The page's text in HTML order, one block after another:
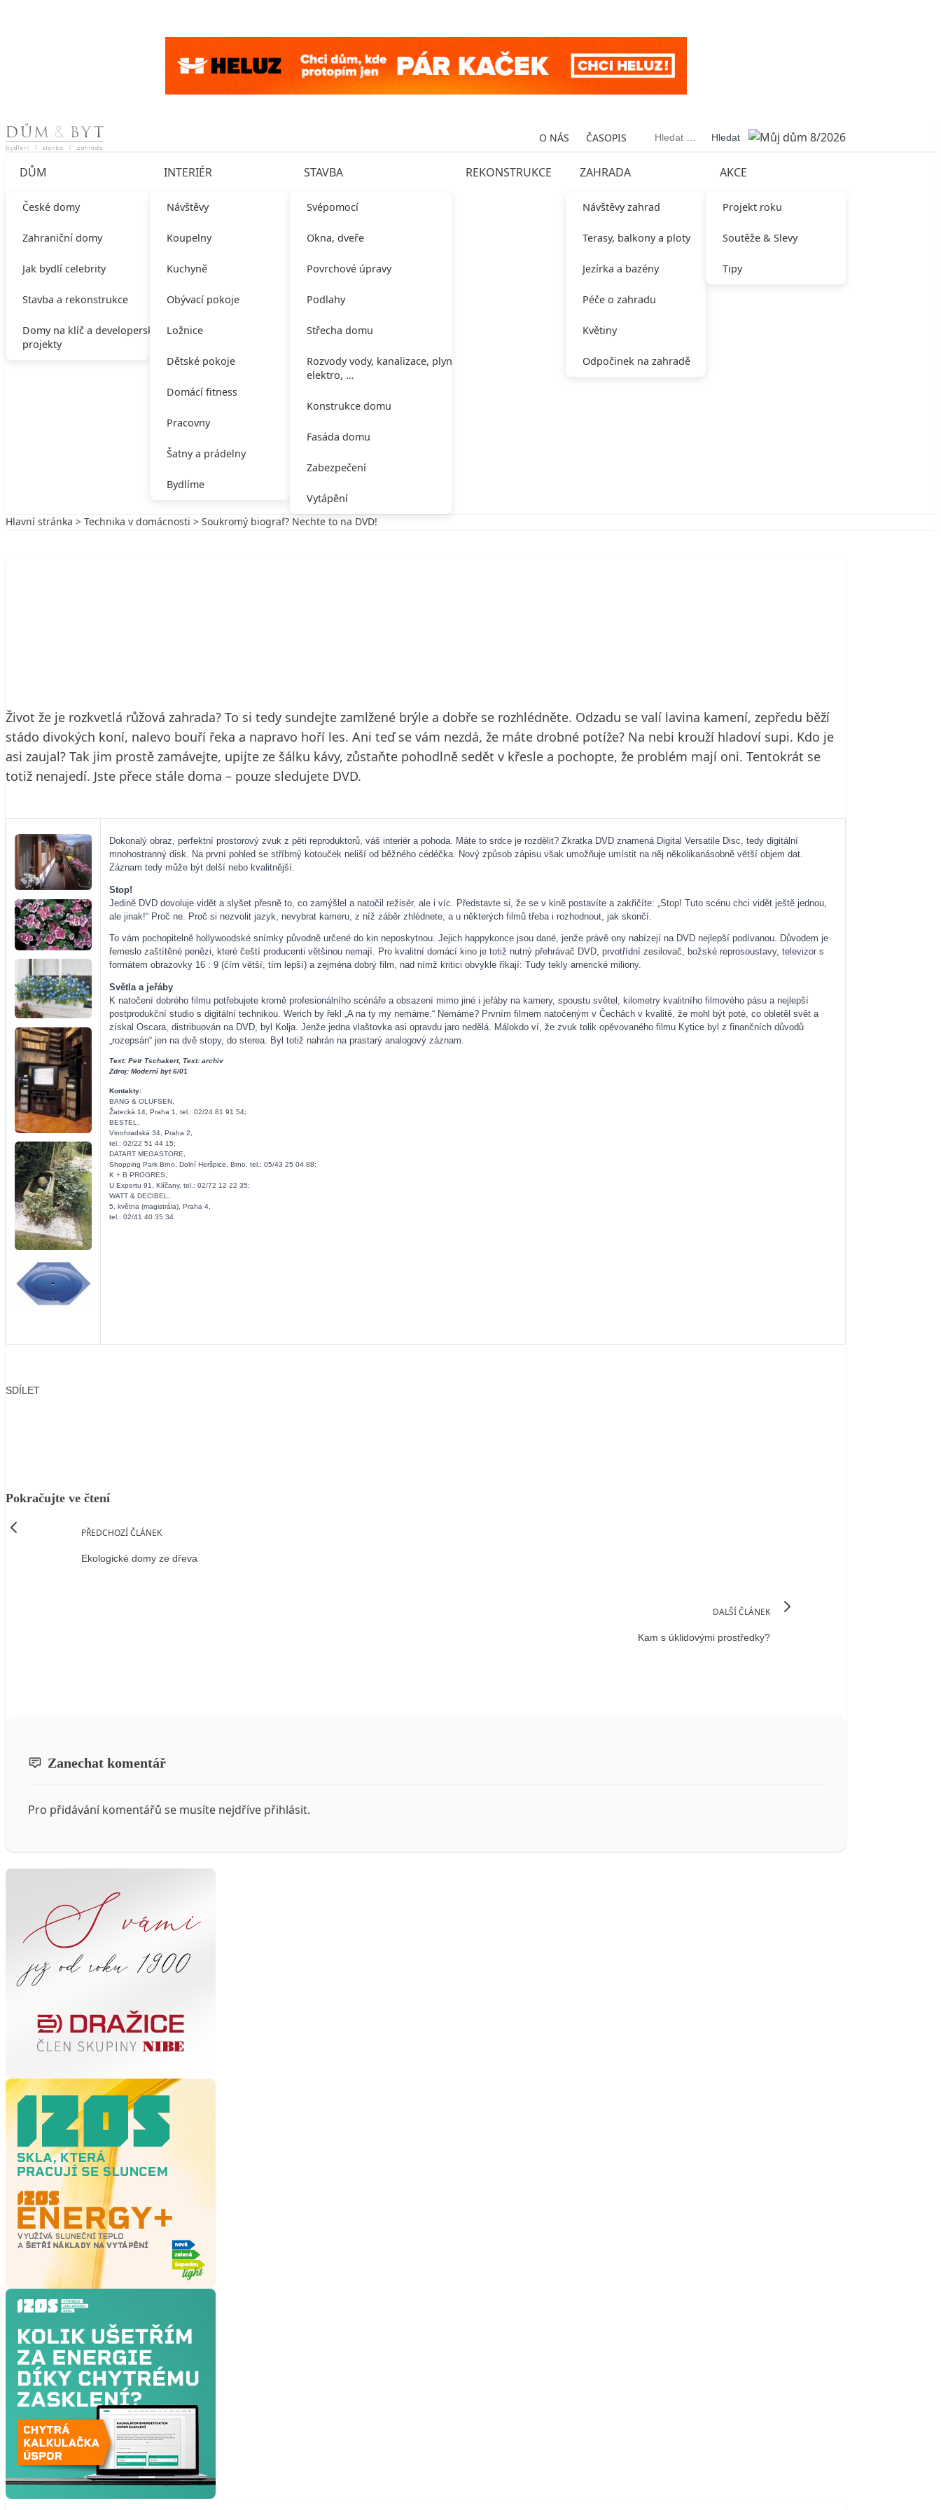
Skip to content O NÁS ČASOPIS Vyhledávání
DŮM
České domy
Zahraniční domy
Jak bydlí celebrity
Stavba a rekonstrukce
Domy na klíč a developerské
projekty
INTERIÉR
Návštěvy
Koupelny
Kuchyně
Obývací pokoje
Ložnice
Dětské pokoje
Domácí fitness
Pracovny
Šatny a prádelny
Bydlíme
STAVBA
Svépomocí
Okna, dveře
Povrchové úpravy
Podlahy
Střecha domu
Rozvody vody, kanalizace, plynu,
elektro, …
Konstrukce domu
Fasáda domu
Zabezpečení
Vytápění
REKONSTRUKCE ZAHRADA
Návštěvy zahrad
Terasy, balkony a ploty
Jezírka a bazény
Péče o zahradu
Květiny
Odpočinek na zahradě
AKCE
Projekt roku
Soutěže & Slevy
Tipy
Hlavní stránka > Technika v domácnosti > Soukromý biograf? Nechte to na DVD!
Život že je rozkvetlá růžová zahrada? To si tedy sundejte zamlžené brýle a dobře se rozhlédněte. Odzadu se valí lavina kamení, zepředu běží
stádo divokých koní, nalevo bouří řeka a napravo hoří les. Ani teď se vám nezdá, že máte drobné potíže? Na nebi krouží hladoví supi. Kdo je
asi zaujal? Tak jim prostě zamávejte, upijte ze šálku kávy, zůstaňte pohodlně sedět v křesle a pochopte, že problém mají oni. Tentokrát se
totiž nenajedí. Jste přece stále doma – pouze sledujete DVD.
Dokonalý obraz, perfektní prostorový zvuk z pěti reproduktorů, váš interiér a pohoda. Máte to srdce je rozdělit? Zkratka DVD znamená Digital Versatile Disc, tedy digitální
mnohostranný disk. Na první pohled se stříbrný kotouček neliší od běžného cédéčka. Nový způsob zápisu však umožňuje umístit na něj několikanásobně větší objem dat.
Záznam tedy může být delší nebo kvalitnější.
Stop!
Jedině DVD dovoluje vidět a slyšet přesně to, co zamýšlel a natočil režisér, ale i víc. Představte si, že se v kině postavíte a zakřičíte: „Stop! Tuto scénu chci vidět ještě jednou,
ale jinak!“ Proč ne. Proč si nezvolit jazyk, nevybrat kameru, z níž záběr zhlédnete, a u některých filmů třeba i rozhodnout, jak skončí.
To vám pochopitelně hollywoodské snímky původně určené do kin neposkytnou. Jejich happykonce jsou dané, jenže právě ony nabízejí na DVD nejlepší podívanou. Důvodem je
řemeslo zaštítěné penězi, které čeští producenti většinou nemají. Pro kvalitní domácí kino je totiž nutný přehrávač DVD, prvotřídní zesilovač, božské reprosoustavy, televizor s
formátem obrazovky 16 : 9 (čím větší, tím lepší) a zejména dobrý film, nad nímž kritici obvykle říkají: Tudy tekly americké miliony.
Světla a jeřáby
K natočení dobrého filmu potřebujete kromě profesionálního scénáře a obsazení mimo jiné i jeřáby na kamery, spoustu světel, kilometry kvalitního filmového pásu a nejlepší
postprodukční studio s digitální technikou. Werich by řekl „A na ty my nemáme.“ Nemáme? Prvním filmem natočeným v Čechách v kvalitě, že mohl být poté, co obletěl svět a
získal Oscara, distribuován na DVD, byl Kolja. Jenže jedna vlaštovka asi opravdu jaro nedělá. Málokdo ví, že zvuk tolik opěvovaného filmu Kytice byl z finančních důvodů
„rozepsán“ jen na dvě stopy, do sterea. Byl totiž nahrán na prastarý analogový záznam.
Text: Petr Tschakert, Text: archiv
Zdroj: Moderní byt 6/01
Kontakty:
BANG & OLUFSEN,
Žatecká 14, Praha 1, tel.: 02/24 81 91 54;
BESTEL,
Vinohradská 34, Praha 2,
tel.: 02/22 51 44 15;
DATART MEGASTORE,
Shopping Park Brno, Dolní Heršpice, Brno, tel.: 05/43 25 04 88;
K + B PROGRES,
U Expertu 91, Klíčany, tel.: 02/72 12 22 35;
WATT & DECIBEL,
5. května (magistrála), Praha 4,
tel.: 02/41 40 35 34
SDÍLET
Pokračujte ve čtení
PŘEDCHOZÍ ČLÁNEK
Ekologické domy ze dřeva
DALŠÍ ČLÁNEK
Kam s úklidovými prostředky?
Zanechat komentář
Pro přidávání komentářů se musíte nejdříve přihlásit.